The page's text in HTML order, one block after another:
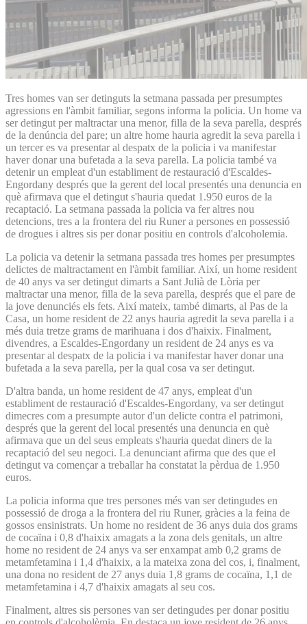
Tres homes van ser detinguts la setmana passada per presumptes
agressions en l'àmbit familiar, segons informa la policia. Un home va
ser detingut per maltractar una menor, filla de la seva parella, després
de la denúncia del pare; un altre home hauria agredit la seva parella i
un tercer es va presentar al despatx de la policia i va manifestar
haver donar una bufetada a la seva parella. La policia també va
detenir un empleat d'un establiment de restauració d'Escaldes-
Engordany després que la gerent del local presentés una denuncia en
què afirmava que el detingut s'hauria quedat 1.950 euros de la
recaptació. La setmana passada la policia va fer altres nou
detencions, tres a la frontera del riu Runer a persones en possessió
de drogues i altres sis per donar positiu en controls d'alcoholemia.
La policia va detenir la setmana passada tres homes per presumptes
delictes de maltractament en l'àmbit familiar. Així, un home resident
de 40 anys va ser detingut dimarts a Sant Julià de Lòria per
maltractar una menor, filla de la seva parella, després que el pare de
la jove denunciés els fets. Així mateix, també dimarts, al Pas de la
Casa, un home resident de 22 anys hauria agredit la seva parella i a
més duia tretze grams de marihuana i dos d'haixix. Finalment,
divendres, a Escaldes-Engordany un resident de 24 anys es va
presentar al despatx de la policia i va manifestar haver donar una
bufetada a la seva parella, per la qual cosa va ser detingut.
D'altra banda, un home resident de 47 anys, empleat d'un
establiment de restauració d'Escaldes-Engordany, va ser detingut
dimecres com a presumpte autor d'un delicte contra el patrimoni,
després que la gerent del local presentés una denuncia en què
afirmava que un del seus empleats s'hauria quedat diners de la
recaptació del seu negoci. La denunciant afirma que des que el
detingut va començar a treballar ha constatat la pèrdua de 1.950
euros.
La policia informa que tres persones més van ser detingudes en
possessió de droga a la frontera del riu Runer, gràcies a la feina de
gossos ensinistrats. Un home no resident de 36 anys duia dos grams
de cocaïna i 0,8 d'haixix amagats a la zona dels genitals, un altre
home no resident de 24 anys va ser enxampat amb 0,2 grams de
metamfetamina i 1,4 d'haixix, a la mateixa zona del cos, i, finalment,
una dona no resident de 27 anys duia 1,8 grams de cocaïna, 1,1 de
metamfetamina i 4,7 d'haixix amagats al seu cos.
Finalment, altres sis persones van ser detingudes per donar positiu